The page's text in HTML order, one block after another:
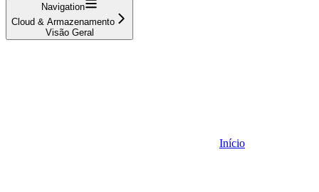
Navigation
Cloud & Armazenamento
Visão Geral
Início